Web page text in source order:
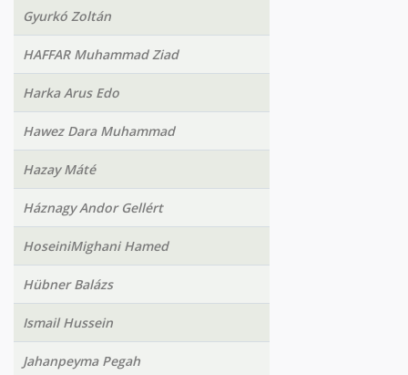
Gyurkó Zoltán
HAFFAR Muhammad Ziad
Harka Arus Edo
Hawez Dara Muhammad
Hazay Máté
Háznagy Andor Gellért
HoseiniMighani Hamed
Hübner Balázs
Ismail Hussein
Jahanpeyma Pegah